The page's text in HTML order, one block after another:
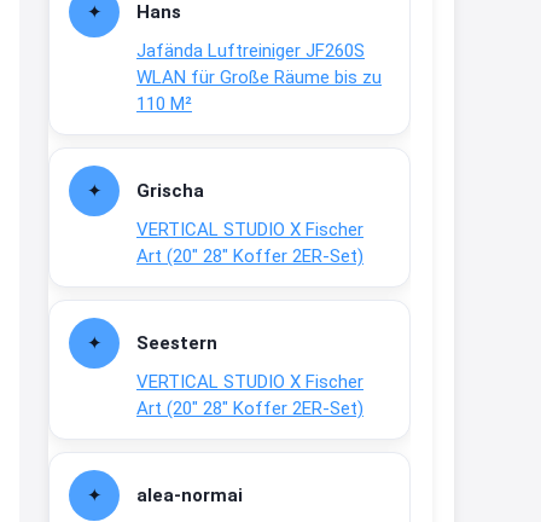
Hans
Jafända Luftreiniger JF260S
WLAN für Große Räume bis zu
110 M²
Grischa
VERTICAL STUDIO X Fischer
Art (20″ 28″ Koffer 2ER-Set)
Seestern
VERTICAL STUDIO X Fischer
Art (20″ 28″ Koffer 2ER-Set)
alea-normai
www.fielmann-
group.com/blinkis...
13:44
dich zu sehen, alles gut?
15:01
An 01.08. / Sensodyne Rabatt 3€
/ max. 15.000www.erlebe-